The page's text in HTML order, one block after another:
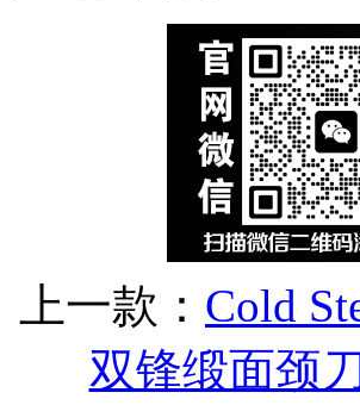
上一款： Cold
双锋缎面颈